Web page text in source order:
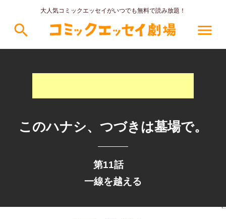
大人気コミックエッセイがいつでも無料で読み放題！
search menu
このハナシ、つづきは墓場で。
第11話
一線を越える